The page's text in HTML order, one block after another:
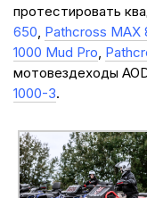
протестировать
650, Pathcross MAX
1000 Mud Pro,
мотовездеходы
1000-3.